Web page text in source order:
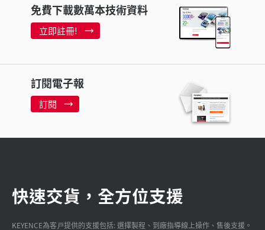
免費下載數萬本技術資料
立即註冊!
訂閱電子報
訂閱
快速交貨，全方位支援
KEYENCE為客戸提供的支援包括: 選擇製程、到廠指導線上操作、售後支援。